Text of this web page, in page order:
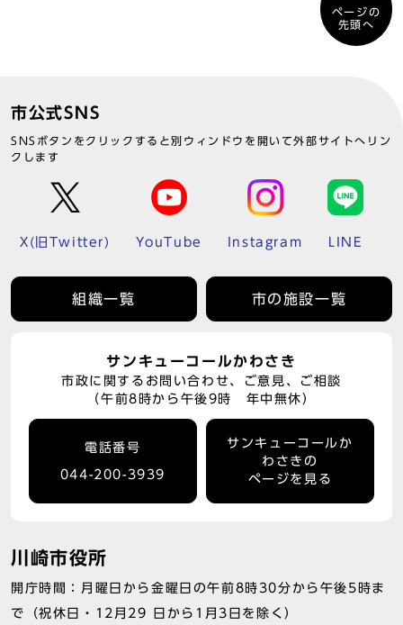
ページの
先頭へ
市公式SNS
SNSボタンをクリックすると別ウィンドウを開いて外部サイトへリン
クします
X(旧Twitter) YouTube Instagram LINE
組織一覧 市の施設一覧
サンキューコールかわさき
市政に関するお問い合わせ、ご意見、ご相談
（午前8時から午後9時 年中無休）
電話番号
044-200-3939
サンキューコールか
わさきの
ページを見る
川崎市役所
開庁時間：月曜日から金曜日の午前8時30分から午後5時ま
で（祝休日・12月29 日から1月3日を除く）